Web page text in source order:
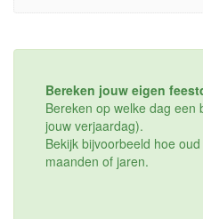
Bereken jouw eigen
Bereken op welke dag een
jouw verjaardag).
Bekijk bijvoorbeeld hoe
maanden of jaren.